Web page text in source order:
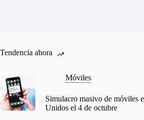
Tendencia ahora
Móviles
Simulacro masivo de móviles
Unidos el 4 de octubre